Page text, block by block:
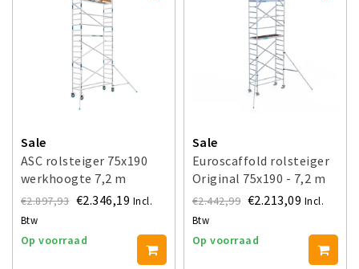
Sale
ASC rolsteiger 75x190
werkhoogte 7,2 m
€2.897,93 €2.346,19 Incl.
Btw
Op voorraad
Sale
Euroscaffold rolsteiger
Original 75x190 - 7,2 m
werkhoogte
€2.442,99 €2.213,09 Incl.
Btw
Op voorraad